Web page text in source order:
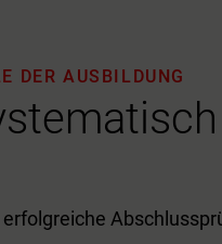
DER AUSBILDUNG
erfolgreiche